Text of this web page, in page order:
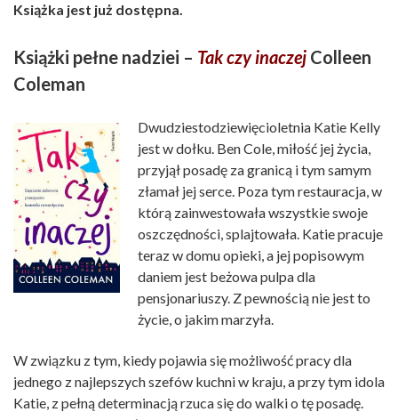
Książka jest już dostępna.
Książki pełne nadziei – Tak czy inaczej Colleen
Coleman
Dwudziestodziewięcioletnia Katie Kelly
jest w dołku. Ben Cole, miłość jej życia,
przyjął posadę za granicą i tym samym
złamał jej serce. Poza tym restauracja, w
którą zainwestowała wszystkie swoje
oszczędności, splajtowała. Katie pracuje
teraz w domu opieki, a jej popisowym
daniem jest beżowa pulpa dla
pensjonariuszy. Z pewnością nie jest to
życie, o jakim marzyła.
W związku z tym, kiedy pojawia się możliwość pracy dla
jednego z najlepszych szefów kuchni w kraju, a przy tym idola
Katie, z pełną determinacją rzuca się do walki o tę posadę.